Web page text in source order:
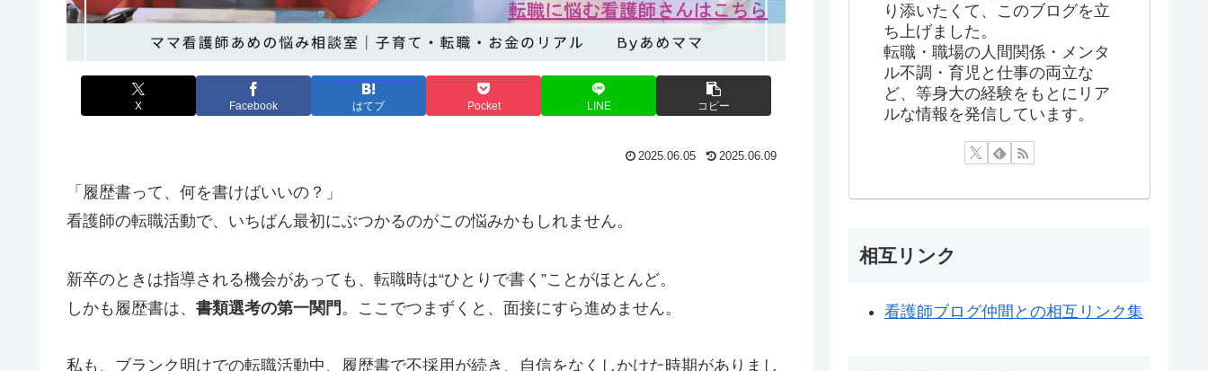
X Facebook はてブ Pocket LINE コピー
2025.06.05 2025.06.09
「履歴書って、何を書けばいいの？」
看護師の転職活動で、いちばん最初にぶつかるのがこの悩みかもしれません。
新卒のときは指導される機会があっても、転職時は“ひとりで書く”ことがほとんど。
しかも履歴書は、 書類選考の第一関門 。ここでつまずくと、面接にすら進めません。
私も、ブランク明けでの転職活動中、履歴書で不採用が続き、自信をなくしかけた時期がありまし
り添いたくて、このブログを立
ち上げました。
転職・職場の人間関係・メンタ
ル不調・育児と仕事の両立な
ど、等身大の経験をもとにリア
ルな情報を発信しています。
相互リンク
看護師ブログ仲間との相互リンク集